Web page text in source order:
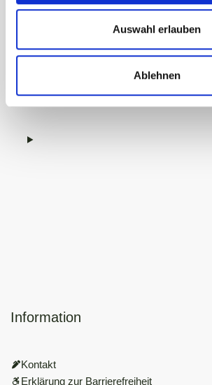
Auswahl erlauben
Ablehnen
Information
Kontakt
Erklärung zur Barrierefreiheit